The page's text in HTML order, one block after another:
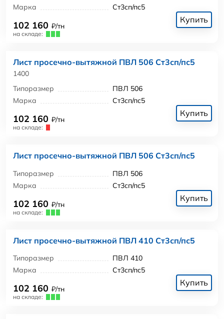
Марка
Ст3сп/пс5
102 160 ₽/тн
на складе:
Купить
Лист просечно-вытяжной ПВЛ 506 Ст3сп/пс5
1400
Типоразмер
ПВЛ 506
Марка
Ст3сп/пс5
102 160 ₽/тн
на складе:
Купить
Лист просечно-вытяжной ПВЛ 506 Ст3сп/пс5
Типоразмер
ПВЛ 506
Марка
Ст3сп/пс5
102 160 ₽/тн
на складе:
Купить
Лист просечно-вытяжной ПВЛ 410 Ст3сп/пс5
Типоразмер
ПВЛ 410
Марка
Ст3сп/пс5
102 160 ₽/тн
на складе:
Купить